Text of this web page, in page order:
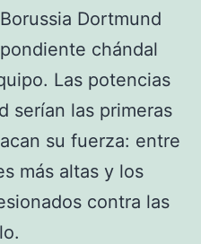
Dortmund
chándal
Las potencias
serían las primeras
su fuerza: entre
más altas y los
contra las